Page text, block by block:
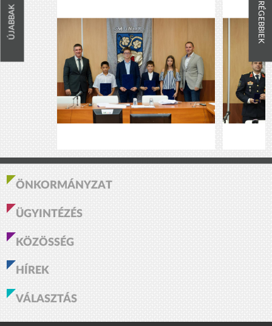
ÚJABBAK RÉGEBBIEK
ÖNKORMÁNYZAT
ÜGYINTÉZÉS
KÖZÖSSÉG
HÍREK
VÁLASZTÁS